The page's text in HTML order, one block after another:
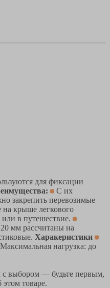
для фиксации
С их
закрепить перевозимые
крыше легкового
или в путешествие.
мм рассчитаны на
Харакеристики
Максимальная нагрузка: до
с выбором — будьте первым,
товаре.